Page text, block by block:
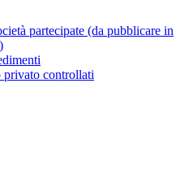
partecipate (da pubblicare in
controllati